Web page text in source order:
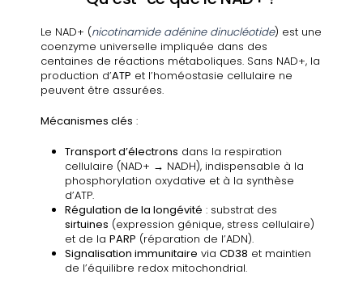
Le NAD+ (nicotinamide adénine dinucléotide) est une
coenzyme universelle impliquée dans des
centaines de réactions métaboliques. Sans NAD+, la
production d’ATP et l’homéostasie cellulaire ne
peuvent être assurées.
Mécanismes clés :
Transport d’électrons dans la respiration
cellulaire (NAD+ → NADH), indispensable à la
phosphorylation oxydative et à la synthèse
d’ATP.
Régulation de la longévité : substrat des
sirtuines (expression génique, stress cellulaire)
et de la PARP (réparation de l’ADN).
Signalisation immunitaire via CD38 et maintien
de l’équilibre redox mitochondrial.